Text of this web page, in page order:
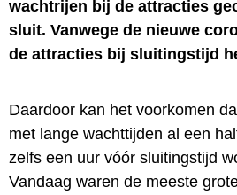
wachtrijen bij de attracties
sluit. Vanwege de nieuwe
de attracties bij sluitingstijd
Daardoor kan het voorkomen
met lange wachttijden al een
zelfs een uur vóór sluitingstijd
Vandaag waren de meeste